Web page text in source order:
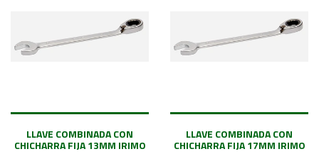
LLAVE COMBINADA CON
CHICHARRA FIJA 13MM IRIMO
LLAVE COMBINADA CON
CHICHARRA FIJA 17MM IRIMO